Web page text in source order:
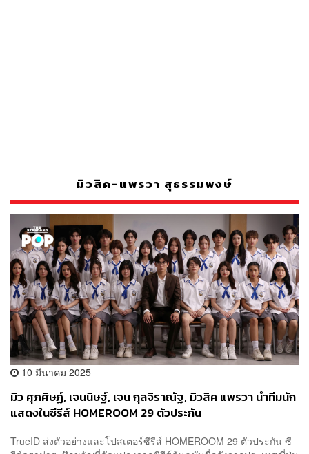
มิวสิค-แพรวา สุธรรมพงษ์
10 มีนาคม 2025
มิว ศุภศิษฏ์, เจนนิษฐ์, เจน กุลจิราณัฐ, มิวสิค แพรวา นำทีมนัก
แสดงในซีรีส์ HOMEROOM 29 ตัวประกัน
TrueID ส่งตัวอย่างและโปสเตอร์ซีรีส์ HOMEROOM 29 ตัวประกัน ซี